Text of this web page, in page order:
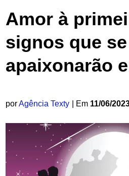
Amor à
signos que se
apaixonarão
porAgência Texty | Em 11/06/